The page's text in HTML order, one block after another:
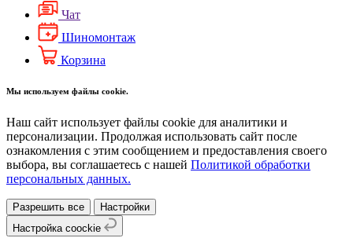
Чат
Шиномонтаж
Корзина
Мы используем файлы cookie.
Наш сайт использует файлы cookie для аналитики и
персонализации. Продолжая использовать сайт после
ознакомления с этим сообщением и предоставления своего
выбора, вы соглашаетесь с нашей Политикой обработки
персональных данных.
Разрешить все
Настройки
Настройка coockie